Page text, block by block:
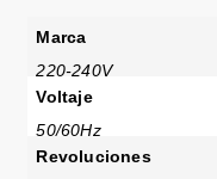
Marca
220-240V
Voltaje
50/60Hz
Revoluciones